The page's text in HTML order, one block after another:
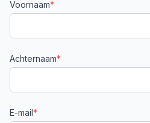
Voornaam*
Achternaam*
E-mail*